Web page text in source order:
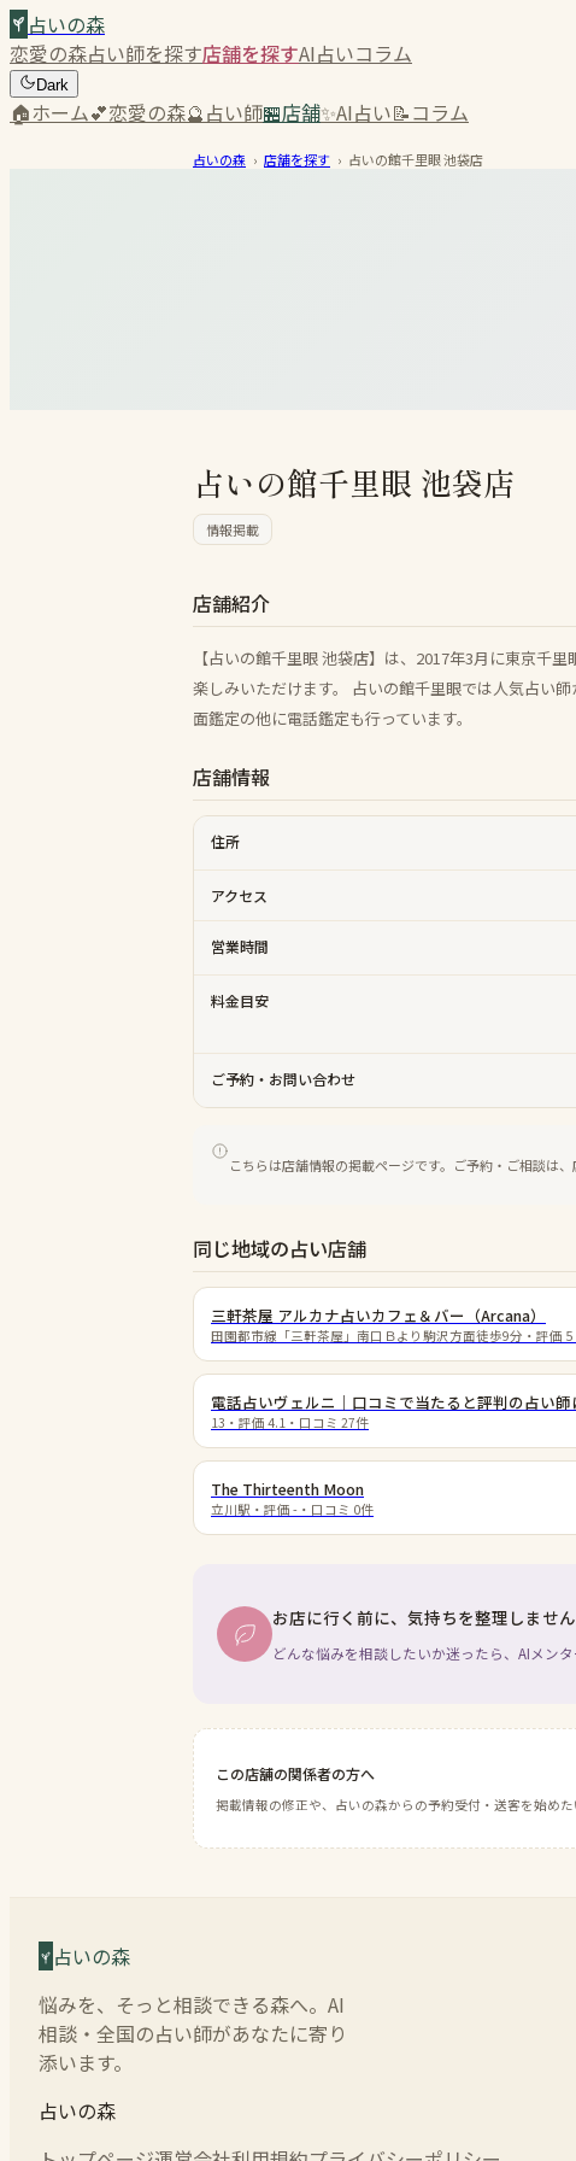
占いの森
恋愛の森占い師を探す店舗を探すAI占いコラム
Dark
🏠ホーム💕恋愛の森🔮占い師🏪店舗✨AI占い📝コラム
占いの森 › 店舗を探す › 占いの館千里眼 池袋店
占いの館千里眼 池袋店
情報掲載
店舗紹介
【占いの館千里眼 池袋店】は、2017年3月に東京千
楽しみいただけます。 占いの館千里眼では人気占い
面鑑定の他に電話鑑定も行っています。
店舗情報
住所
アクセス
営業時間
料金目安
ご予約・お問い合わせ
こちらは店舗情報の掲載ページです。ご予約・ご相談は
同じ地域の占い店舗
三軒茶屋 アルカナ占いカフェ＆バー（Arcana）
田園都市線「三軒茶屋」南口Ｂより駒沢方面徒歩9分 ・評価 5
電話占いヴェルニ｜口コミで当たると評判の占い
13 ・評価 4.1 ・口コミ 27件
The Thirteenth Moon
立川駅 ・評価 - ・口コミ 0件
お店に行く前に、気持ちを整理しませ
どんな悩みを相談したいか迷ったら、AIメン
この店舗の関係者の方へ
掲載情報の修正や、占いの森からの予約受付・送客を始め
占いの森
悩みを、そっと相談できる森へ。AI
相談・全国の占い師があなたに寄り
添います。
占いの森